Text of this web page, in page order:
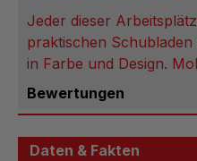
Jeder dieser
praktischen Schubladen
in Farbe und Design.
Bewertungen
Daten & Fakten